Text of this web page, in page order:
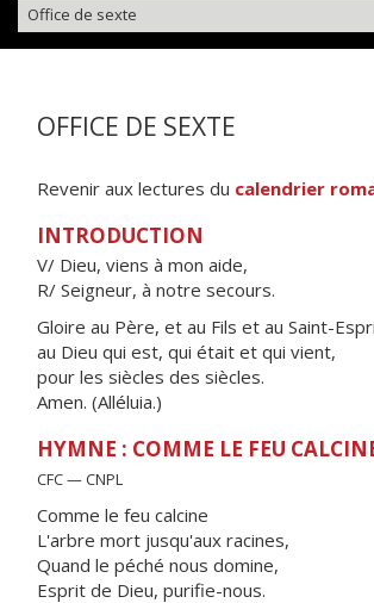
Office de sexte
OFFICE DE SEXTE
Revenir aux lectures du calendrier
INTRODUCTION
V/ Dieu, viens à mon aide,
R/ Seigneur, à notre secours.
Gloire au Père, et au Fils et au Saint-
au Dieu qui est, qui était et qui vient,
pour les siècles des siècles.
Amen. (Alléluia.)
HYMNE : COMME LE FEU
CFC — CNPL
Comme le feu calcine
L'arbre mort jusqu'aux racines,
Quand le péché nous domine,
Esprit de Dieu, purifie-nous.